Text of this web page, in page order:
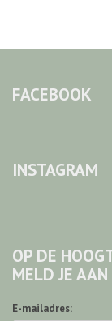
FACEBOOK
INSTAGRAM
OP DE
MELD JE AAN
E-mailadres: